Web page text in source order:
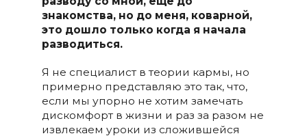
знакомства, но до меня, коварной,
это дошло только когда я начала
разводиться.
Я не специалист в теории кармы, но
примерно представляю это так, что,
если мы упорно не хотим замечать
дискомфорт в жизни и раз за разом не
извлекаем уроки из сложившейся